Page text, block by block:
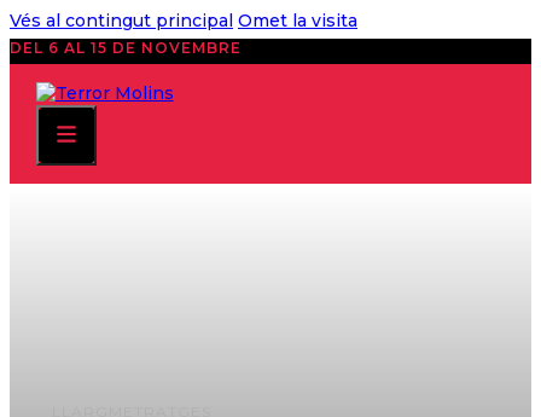
Vés al contingut principal Omet la visita
DEL 6 AL 15 DE NOVEMBRE